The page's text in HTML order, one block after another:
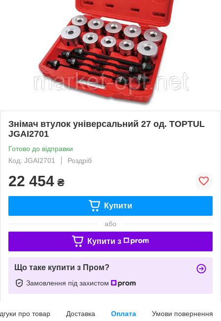
Знімач втулок універсальний 27 од. TOPTUL
JGAI2701
Готово до відправки
Код: JGAI2701
Роздріб
22 454 ₴
Купити
або
Купити з
Що таке купити з Пром?
Замовлення під захистом
про товар Доставка Оплата Умови повернення